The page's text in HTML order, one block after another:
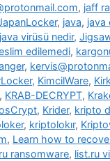
, jaff
, java, java
java virüsü nedir,
edilemedi,
,
, KimcilWare, Kirk
, KRAB-DECRYPT,
, Krider, kripto
, kriptolokır,
, Learn how to
ransomware, list.ru